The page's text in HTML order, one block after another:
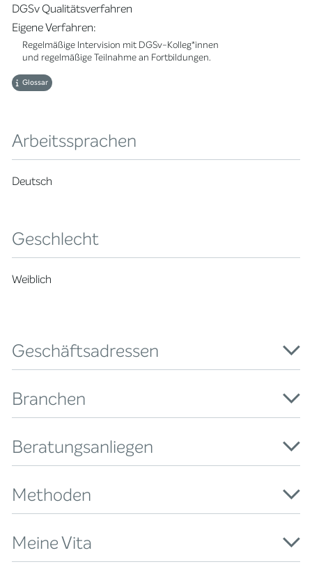
DGSv Qualitätsverfahren
Eigene Verfahren:
Regelmäßige Intervision mit DGSv-Kolleg*innen
und regelmäßige Teilnahme an Fortbildungen.
Glossar
Arbeitssprachen
Deutsch
Geschlecht
Weiblich
Geschäftsadressen
Branchen
Beratungsanliegen
Methoden
Meine Vita